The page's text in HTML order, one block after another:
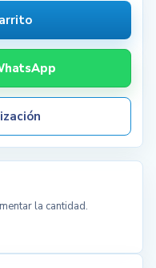
la cantidad.